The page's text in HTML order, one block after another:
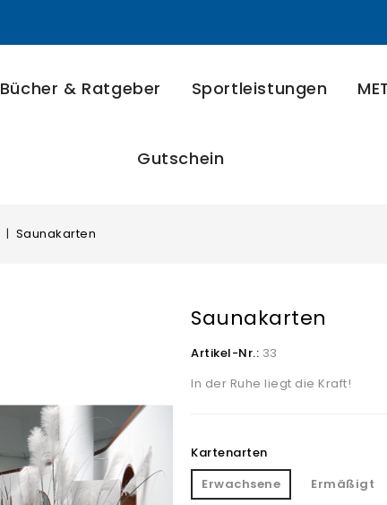
Bücher & Ratgeber Sportleistungen
Gutschein
Saunakarten
Saunakarten
Artikel-Nr.: 33
In der Ruhe liegt die Kraft!
Kartenarten
Erwachsene
Ermäßigt